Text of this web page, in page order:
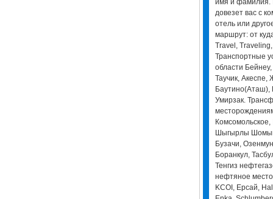
имя и фамилия.
довезет вас с
отель или
маршрут: от
Travel,
Транспортные
области
Таучик,
Баутино(Аташ),
Умирзак.
Шыгырлы
Бузачи,
Боранкул,
Тенгиз
нефтяное
KCOI, Ерсай,